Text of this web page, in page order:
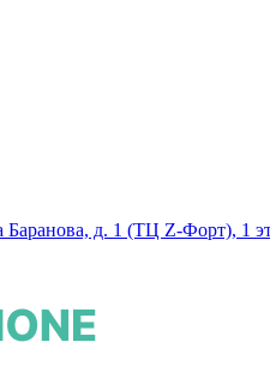
Баранова, д. 1 (ТЦ Z-Форт), 1